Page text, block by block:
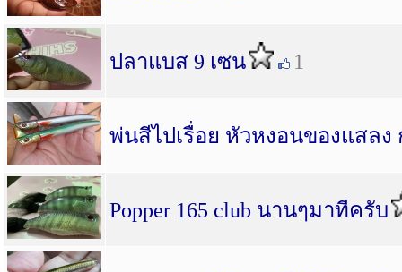
ปลาแบส 9 เซน 1
พ่นสีไปเรื่อย หัวหงอนของแสลง
Popper 165 club นานๆมาทีครับ